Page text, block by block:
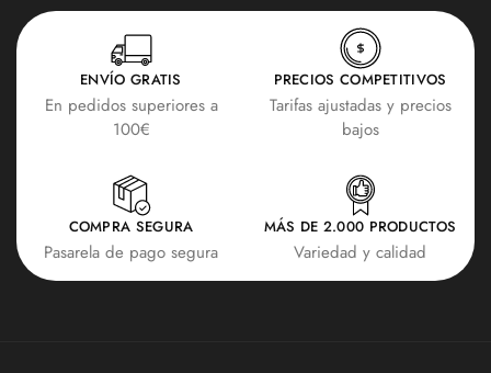
ENVÍO GRATIS
En pedidos superiores a
100€
PRECIOS COMPETITIVOS
Tarifas ajustadas y precios
bajos
COMPRA SEGURA
Pasarela de pago segura
MÁS DE 2.000 PRODUCTOS
Variedad y calidad